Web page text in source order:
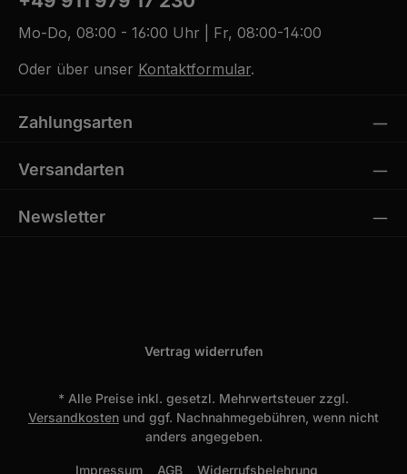
Mo-Do, 08:00 - 16:00 Uhr | Fr, 08:00-14:00
Oder über unser Kontaktformular.
Zahlungsarten
Versandarten
Newsletter
Vertrag widerrufen
* Alle Preise inkl. gesetzl. Mehrwertsteuer zzgl.
Versandkosten und ggf. Nachnahmegebühren, wenn nicht
anders angegeben.
Impressum AGB Widerrufsbelehrung